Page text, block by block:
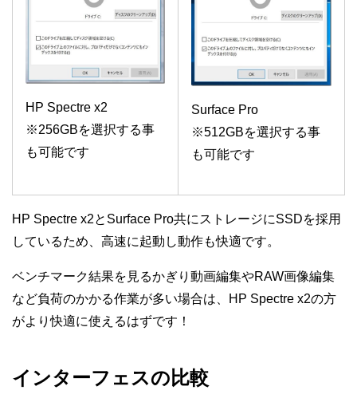
HP Spectre x2
※256GBを選択する事
も可能です
Surface Pro
※512GBを選択する事
も可能です
HP Spectre x2とSurface Pro共にストレージにSSDを採用
しているため、高速に起動し動作も快適です。
ベンチマーク結果を見るかぎり動画編集やRAW画像編集
など負荷のかかる作業が多い場合は、HP Spectre x2の方
がより快適に使えるはずです！
インターフェスの比較